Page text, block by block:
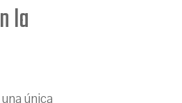
la
única